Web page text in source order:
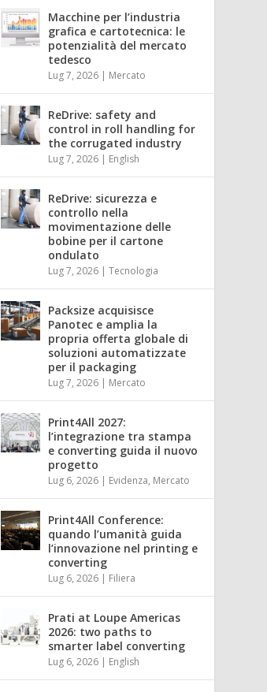
Macchine per l’industria
grafica e cartotecnica: le
potenzialità del mercato
tedesco
Lug 7, 2026 | Mercato
ReDrive: safety and
control in roll handling for
the corrugated industry
Lug 7, 2026 | English
ReDrive: sicurezza e
controllo nella
movimentazione delle
bobine per il cartone
ondulato
Lug 7, 2026 |Tecnologia
Packsize acquisisce
Panotec e amplia la
propria offerta globale di
soluzioni automatizzate
per il packaging
Lug 7, 2026 | Mercato
Print4All 2027:
l’integrazione tra stampa
e converting guida il nuovo
progetto
Lug 6, 2026 | Evidenza, Mercato
Print4All Conference:
quando l’umanità guida
l’innovazione nel printing e
converting
Lug 6, 2026 | Filiera
Prati at Loupe Americas
2026: two paths to
smarter label converting
Lug 6, 2026 | English